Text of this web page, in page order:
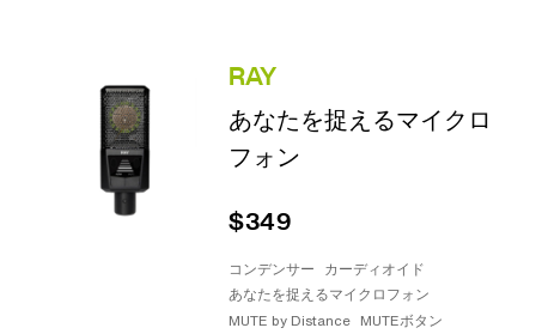
RAY
あなたを捉えるマイクロ
フォン
$349
コンデンサー カーディオイド
あなたを捉えるマイクロフォン
MUTE by Distance MUTEボタン